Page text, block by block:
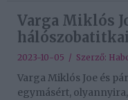
Varga Miklós
2023-10-05 / Szerző:
Varga Miklós Joe és
egymásért,